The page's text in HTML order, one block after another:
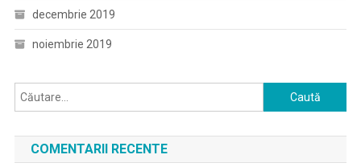
decembrie 2019
noiembrie 2019
Caută
după:
COMENTARII RECENTE